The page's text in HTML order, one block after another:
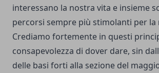
interessano la nostra vita e insieme
percorsi sempre più stimolanti per
Crediamo fortemente in questi
consapevolezza di dover dare, sin
delle basi forti alla sezione del